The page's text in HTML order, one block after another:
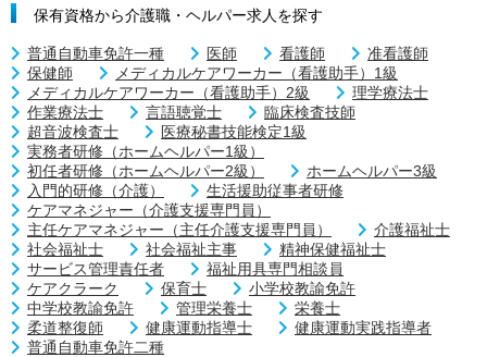
保有資格から介護職・ヘルパー求人を探す
普通自動車免許一種 医師 看護師
准看護師
保健師
メディカルケアワーカー（看護助手）1級
メディカルケアワーカー（看護助手）2級
理学療法士
作業療法士
言語聴覚士
臨床検査技師
超音波検査士
医療秘書技能検定1級
実務者研修（ホームヘルパー1級）
初任者研修（ホームヘルパー2級）
ホームヘルパー3級
入門的研修（介護）
生活援助従事者研修
ケアマネジャー（介護支援専門員）
主任ケアマネジャー（主任介護支援専門員）
介護福祉士
社会福祉士
社会福祉主事
精神保健福祉士
サービス管理責任者
福祉用具専門相談員
ケアクラーク
保育士
小学校教諭免許
中学校教諭免許
管理栄養士
栄養士
柔道整復師
健康運動指導士
健康運動実践指導者
普通自動車免許二種